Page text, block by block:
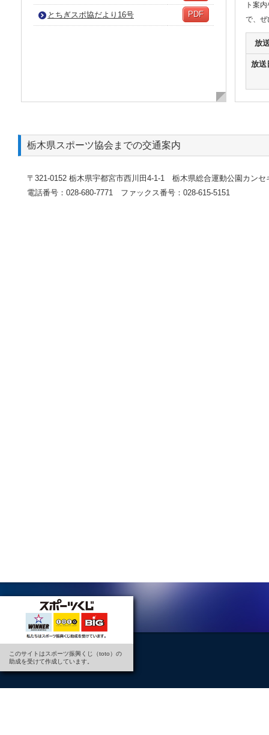
とちぎスポ協だより16号 PDF
ト案
で、ぜ
放
放送
栃木県スポーツ協会までの交通案内
〒321-0152 栃木県宇都宮市西川田4-1-1 栃木県総合運動公園カンセ
電話番号：028-680-7771 ファックス番号：028-615-5151
このサイトはスポーツ振興くじ（toto）の
助成を受けて作成しています。